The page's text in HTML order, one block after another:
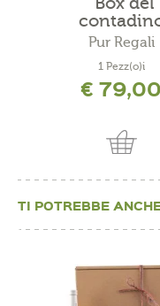
altoatesino"
Pur Regali
1 Pezz(o)i
€ 79,00
TI POTREBBE